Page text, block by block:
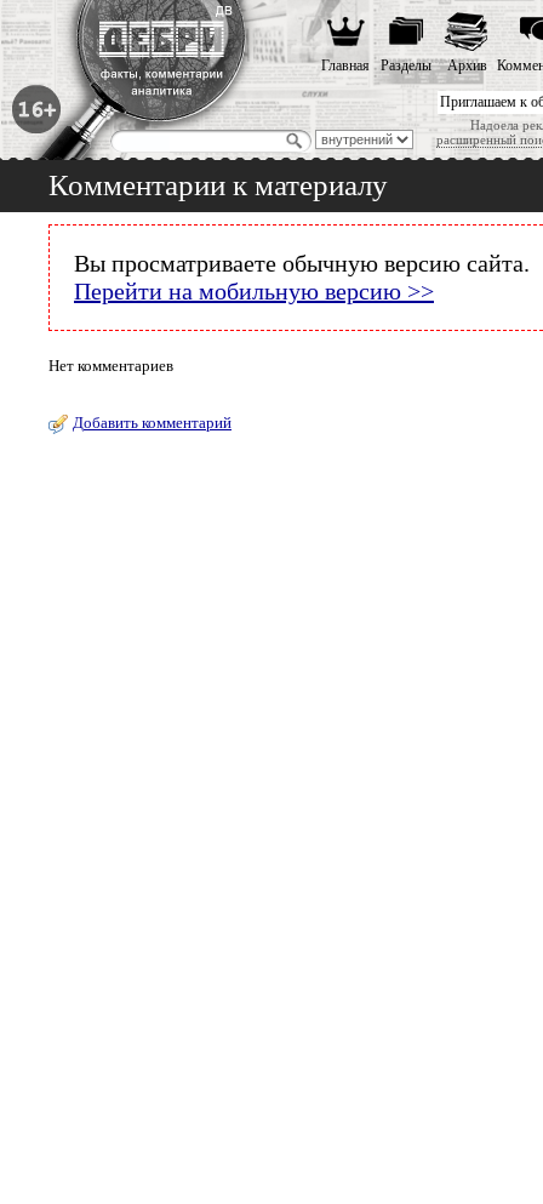
Приглашаем к
Надоела
расширенный
Главная Разделы Архив
Комментарии к материалу
Вы просматриваете обычную версию сайта.
Перейти на мобильную версию >>
Нет комментариев
Добавить комментарий